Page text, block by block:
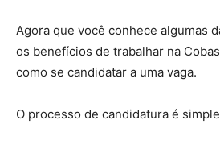
Agora que você conhece algumas
os benefícios de trabalhar na
como se candidatar a uma vaga.
O processo de candidatura é